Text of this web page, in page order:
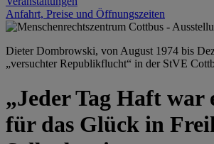
Anfahrt, Preise und Öffnungszeiten
Dieter Dombrowski, von August 1974 bis
„versuchter Republikflucht“ in der StVE
„Jeder Tag Haft war
für das Glück in